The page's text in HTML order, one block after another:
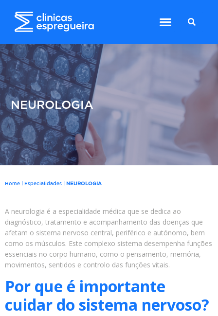
NEUROLOGIA
Home Especialidades NEUROLOGIA
A neurologia é a especialidade médica que se dedica ao
diagnóstico, tratamento e acompanhamento das doenças que
afetam o sistema nervoso central, periférico e autónomo, bem
como os músculos. Este complexo sistema desempenha funções
essenciais no corpo humano, como o pensamento, memória,
movimentos, sentidos e controlo das funções vitais.
Por que é importante
cuidar do sistema nervoso?